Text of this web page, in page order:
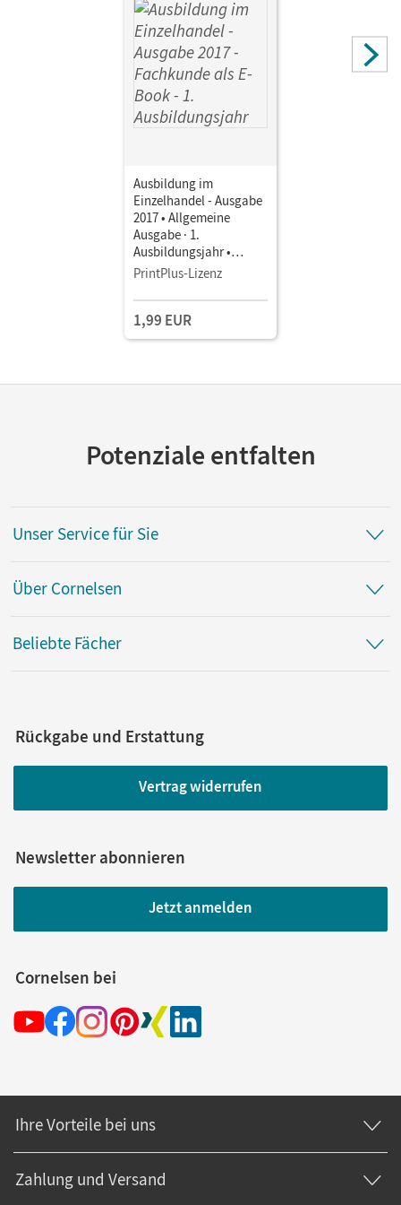
Ausbildung im
Einzelhandel - Ausgabe
2017 • Allgemeine
Ausgabe · 1.
Ausbildungsjahr •
Fachkunde als E-Book
PrintPlus-Lizenz
1,99 EUR
Potenziale entfalten
Unser Service für Sie
Über Cornelsen
Beliebte Fächer
Rückgabe und Erstattung
Vertrag widerrufen
Newsletter abonnieren
Jetzt anmelden
Cornelsen bei
Ihre Vorteile bei uns
Zahlung und Versand